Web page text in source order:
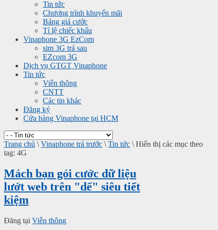
Tin tức
Chương trình khuyến mãi
Bảng giá cước
Tỉ lệ chiếc khấu
Vinaphone 3G EzCom
sim 3G trả sau
EZcom 3G
Dịch vụ GTGT Vinaphone
Tin tức
Viễn thông
CNTT
Các tin khác
Đăng ký
Cửa hàng Vinaphone tại HCM
Trang chủ \ Vinaphone trả trước \ Tin tức \ Hiển thị các mục theo
tag: 4G
Mách bạn gói cước dữ liệu
lướt web trên "dế" siêu tiết
kiệm
Đăng tại Viễn thông